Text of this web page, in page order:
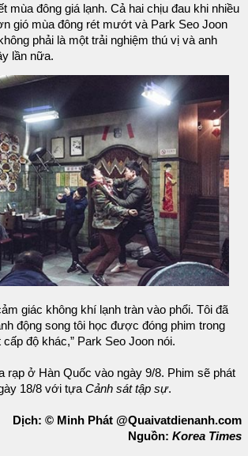
mùa đông giá lạnh. Cả hai chịu đau khi nhiều
gió mùa đông rét mướt và Park Seo Joon
phải là một trải nghiệm thú vị và anh
lần nữa.
giác không khí lạnh tràn vào phổi. Tôi đã
động song tôi học được đóng phim trong
độ khác,” Park Seo Joon nói.
rạp ở Hàn Quốc vào ngày 9/8. Phim sẽ phát
18/8 với tựa Cảnh sát tập sự.
Dịch: © Minh Phát @Quaivatdienanh.com
Nguồn: Korea Times